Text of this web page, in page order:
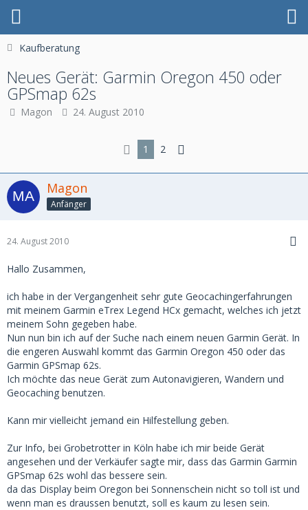
Kaufberatung
Neues Gerät: Garmin Oregon 450 oder
GPSmap 62s
Magon 24. August 2010
1 2
Magon
Anfänger
24. August 2010
Hallo Zusammen,
ich habe in der Vergangenheit sehr gute Geocachingerfahrungen
mit meinem Garmin eTrex Legend HCx gemacht, welches ich jetzt
meinem Sohn gegeben habe.
Nun nun bin ich auf der Suche nach einem neuen Garmin Gerät. In
die engeren Auswahl kommt das Garmin Oregon 450 oder das
Garmin GPSmap 62s.
Ich möchte das neue Gerät zum Autonavigieren, Wandern und
Geocaching benutzen.
Kann mir vielleicht jemand ein Hilfestellung geben.
Zur Info, bei Grobetrotter in Köln habe ich mir beide Gerät
angesehen und der Verkäufer sagte mir, dass das Garmin Garmin
GPSmap 62s wohl das bessere sein.
da das Display beim Oregon bei Sonnenschein nicht so toll ist und
wenn man es draussen benutzt, soll es kaum zu lesen sein.